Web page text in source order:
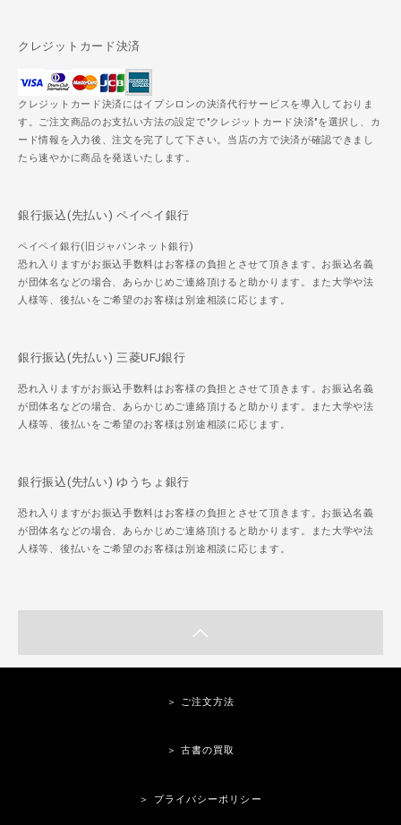
クレジットカード決済
クレジットカード決済にはイプシロンの決済代行サービスを導入しておりま
す。ご注文商品のお支払い方法の設定で"クレジットカード決済"を選択し、カ
ード情報を入力後、注文を完了して下さい。当店の方で決済が確認できまし
たら速やかに商品を発送いたします。
銀行振込(先払い) ペイペイ銀行
ペイペイ銀行(旧ジャパンネット銀行)
恐れ入りますがお振込手数料はお客様の負担とさせて頂きます。お振込名義
が団体名などの場合、あらかじめご連絡頂けると助かります。また大学や法
人様等、後払いをご希望のお客様は別途相談に応じます。
銀行振込(先払い) 三菱UFJ銀行
恐れ入りますがお振込手数料はお客様の負担とさせて頂きます。お振込名義
が団体名などの場合、あらかじめご連絡頂けると助かります。また大学や法
人様等、後払いをご希望のお客様は別途相談に応じます。
銀行振込(先払い) ゆうちょ銀行
恐れ入りますがお振込手数料はお客様の負担とさせて頂きます。お振込名義
が団体名などの場合、あらかじめご連絡頂けると助かります。また大学や法
人様等、後払いをご希望のお客様は別途相談に応じます。
＞ ご注文方法
＞ 古書の買取
＞ プライバシーポリシー